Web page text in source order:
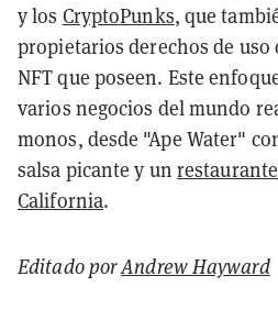
y los CryptoPunks, que
propietarios derechos de uso
NFT que poseen. Este
varios negocios del mundo
monos, desde "Ape Water"
salsa picante y un
California.
Editado porAndrew Hayward